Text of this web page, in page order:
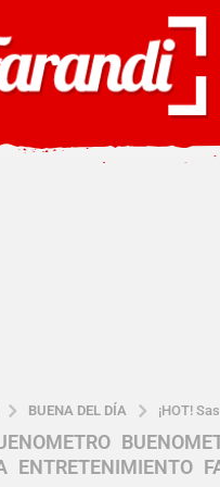
BUENA DEL DÍA ¡HOT!
,
,ENTRETENIMIENTO ,